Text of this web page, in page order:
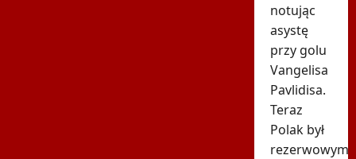
notując
asystę
przy golu
Vangelisa
Pavlidisa.
Teraz
Polak był
rezerwowym